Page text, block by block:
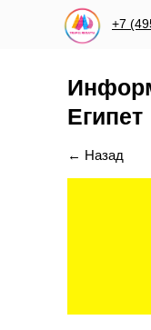
+7
Египет
← Назад